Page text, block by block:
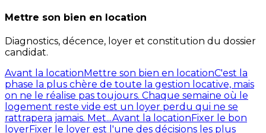
Mettre son bien en location
Diagnostics, décence, loyer et constitution du dossier
candidat.
Avant la locationMettre son bien en locationC'est la
phase la plus chère de toute la gestion locative, mais
on ne le réalise pas toujours. Chaque semaine où le
logement reste vide est un loyer perdu qui ne se
rattrapera jamais. Met...Avant la locationFixer le bon
loyerFixer le loyer est l'une des décisions les plus